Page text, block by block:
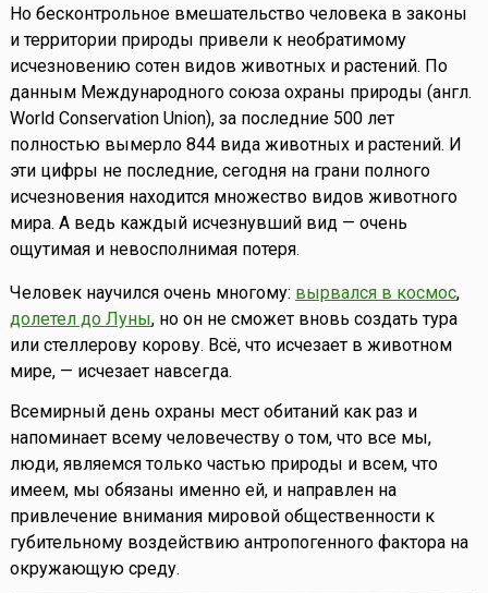
Но бесконтрольное вмешательство человека в законы
и территории природы привели к необратимому
исчезновению сотен видов животных и растений. По
данным Международного союза охраны природы (англ.
World Conservation Union), за последние 500 лет
полностью вымерло 844 вида животных и растений. И
эти цифры не последние, сегодня на грани полного
исчезновения находится множество видов животного
мира. А ведь каждый исчезнувший вид — очень
ощутимая и невосполнимая потеря.
Человек научился очень многому: вырвался в космос,
долетел до Луны, но он не сможет вновь создать тура
или стеллерову корову. Всё, что исчезает в животном
мире, — исчезает навсегда.
Всемирный день охраны мест обитаний как раз и
напоминает всему человечеству о том, что все мы,
люди, являемся только частью природы и всем, что
имеем, мы обязаны именно ей, и направлен на
привлечение внимания мировой общественности к
губительному воздействию антропогенного фактора на
окружающую среду.